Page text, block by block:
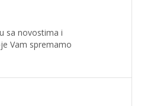
sa novostima i
Vam spremamo